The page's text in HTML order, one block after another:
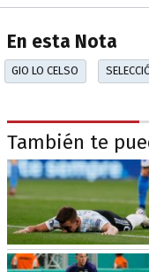
En esta Nota
GIO LO CELSO
También te